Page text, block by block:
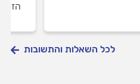
לכל השאלות והתשובות